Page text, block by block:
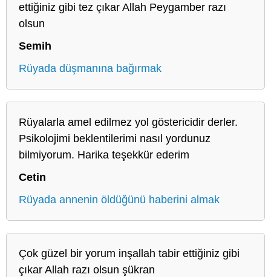
ettiğiniz gibi tez çıkar Allah Peygamber razı
olsun
Semih
Rüyada düşmanına bağırmak
Rüyalarla amel edilmez yol göstericidir derler.
Psikolojimi beklentilerimi nasıl yordunuz
bilmiyorum. Harika teşekkür ederim
Cetin
Rüyada annenin öldüğünü haberini almak
Çok güzel bir yorum inşallah tabir ettiğiniz gibi
çıkar Allah razı olsun şükran